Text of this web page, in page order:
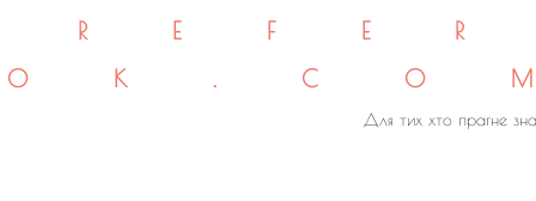
Для тих хто прагне